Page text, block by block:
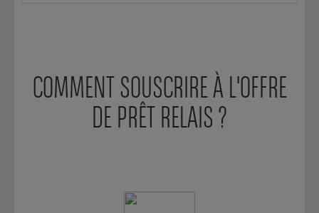
COMMENT SOUSCRIRE À L'OFFRE
DE PRÊT RELAIS ?